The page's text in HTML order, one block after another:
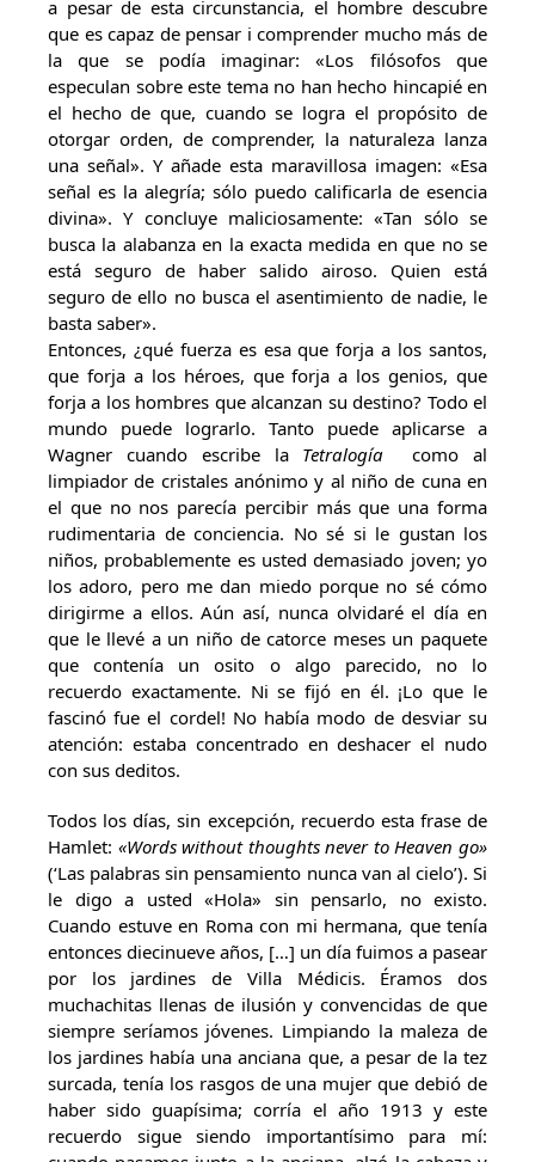
a pesar de esta circunstancia, el hombre descubre
que es capaz de pensar i comprender mucho más de
la que se podía imaginar: «Los filósofos que
especulan sobre este tema no han hecho hincapié en
el hecho de que, cuando se logra el propósito de
otorgar orden, de comprender, la naturaleza lanza
una señal». Y añade esta maravillosa imagen: «Esa
señal es la alegría; sólo puedo calificarla de esencia
divina». Y concluye maliciosamente: «Tan sólo se
busca la alabanza en la exacta medida en que no se
está seguro de haber salido airoso. Quien está
seguro de ello no busca el asentimiento de nadie, le
basta saber».
Entonces, ¿qué fuerza es esa que forja a los santos,
que forja a los héroes, que forja a los genios, que
forja a los hombres que alcanzan su destino? Todo el
mundo puede lograrlo. Tanto puede aplicarse a
Wagner cuando escribe la Tetralogía
como al
limpiador de cristales anónimo y al niño de cuna en
el que no nos parecía percibir más que una forma
rudimentaria de conciencia. No sé si le gustan los
niños, probablemente es usted demasiado joven; yo
los adoro, pero me dan miedo porque no sé cómo
dirigirme a ellos. Aún así, nunca olvidaré el día en
que le llevé a un niño de catorce meses un paquete
que contenía un osito o algo parecido, no lo
recuerdo exactamente. Ni se fijó en él. ¡Lo que le
fascinó fue el cordel! No había modo de desviar su
atención: estaba concentrado en deshacer el nudo
con sus deditos.
Todos los días, sin excepción, recuerdo esta frase de
Hamlet: «Words without thoughts never to Heaven go»
(‘Las palabras sin pensamiento nunca van al cielo’). Si
le digo a usted «Hola» sin pensarlo, no existo.
Cuando estuve en Roma con mi hermana, que tenía
entonces diecinueve años, […] un día fuimos a pasear
por los jardines de Villa Médicis. Éramos dos
muchachitas llenas de ilusión y convencidas de que
siempre seríamos jóvenes. Limpiando la maleza de
los jardines había una anciana que, a pesar de la tez
surcada, tenía los rasgos de una mujer que debió de
haber sido guapísima; corría el año 1913 y este
recuerdo sigue siendo importantísimo para mí: